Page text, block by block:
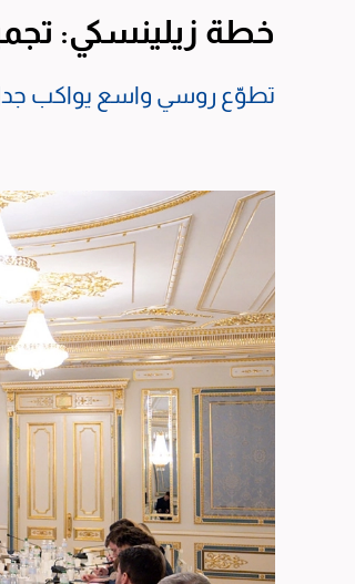
خطة زيلينسكي:
تطوّع روسي واسع يواكب جدل